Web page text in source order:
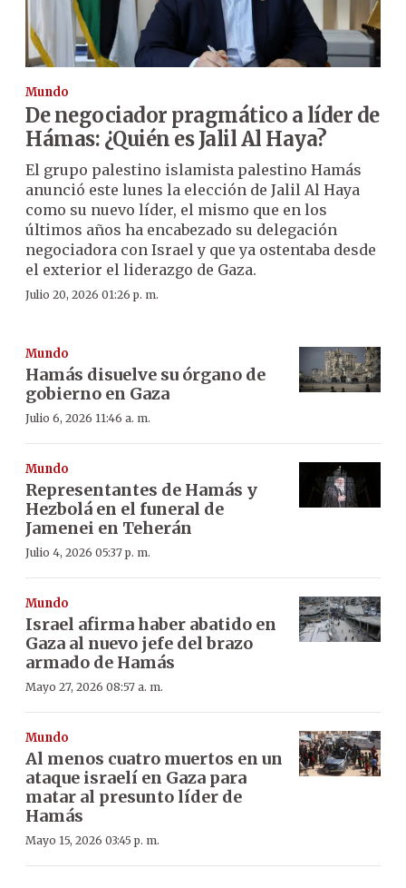
Mundo
De negociador pragmático a líder de
Hámas: ¿Quién es Jalil Al Haya?
El grupo palestino islamista palestino Hamás
anunció este lunes la elección de Jalil Al Haya
como su nuevo líder, el mismo que en los
últimos años ha encabezado su delegación
negociadora con Israel y que ya ostentaba desde
el exterior el liderazgo de Gaza.
Julio 20, 2026 01:26 p. m.
Mundo
Hamás disuelve su órgano de
gobierno en Gaza
Julio 6, 2026 11:46 a. m.
Mundo
Representantes de Hamás y
Hezbolá en el funeral de
Jamenei en Teherán
Julio 4, 2026 05:37 p. m.
Mundo
Israel afirma haber abatido en
Gaza al nuevo jefe del brazo
armado de Hamás
Mayo 27, 2026 08:57 a. m.
Mundo
Al menos cuatro muertos en un
ataque israelí en Gaza para
matar al presunto líder de
Hamás
Mayo 15, 2026 03:45 p. m.